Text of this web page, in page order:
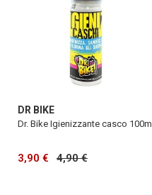
DR BIKE
Dr. Bike Igienizzante casco 100ml
3,90 € 4,90 €